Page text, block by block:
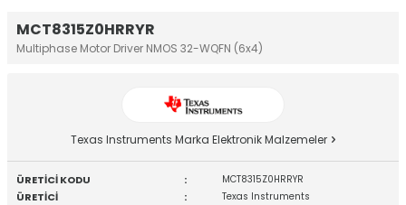
MCT8315Z0HRRYR
Multiphase Motor Driver NMOS 32-WQFN (6x4)
Texas Instruments Marka Elektronik Malzemeler
ÜRETİCİ KODU : MCT8315Z0HRRYR
ÜRETİCİ : Texas Instruments